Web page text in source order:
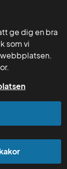
ge dig en bra
som vi
adm
Arkiv